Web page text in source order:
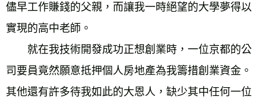
儘早工作賺錢的父親，而讓我一時絕望的大學夢得以
實現的高中老師。
就在我技術開發成功正想創業時，一位京都的公
司要員竟然願意抵押個人房地產為我籌措創業資金。
其他還有許多待我如此的大恩人，缺少其中任何一位